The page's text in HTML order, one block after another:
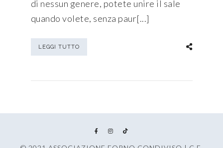
di nessun genere, potete unire il sale
quando volete, senza paur[...]
LEGGI TUTTO